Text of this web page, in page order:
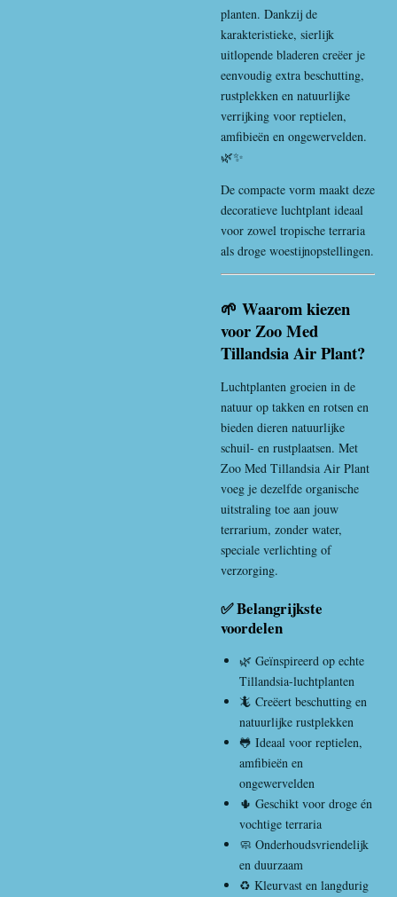
planten. Dankzij de
karakteristieke, sierlijk
uitlopende bladeren creëer je
eenvoudig extra beschutting,
rustplekken en natuurlijke
verrijking voor reptielen,
amfibieën en ongewervelden.
🌿✨
De compacte vorm maakt deze
decoratieve luchtplant ideaal
voor zowel tropische terraria
als droge woestijnopstellingen.
🌱 Waarom kiezen
voor Zoo Med
Tillandsia Air Plant?
Luchtplanten groeien in de
natuur op takken en rotsen en
bieden dieren natuurlijke
schuil- en rustplaatsen. Met
Zoo Med Tillandsia Air Plant
voeg je dezelfde organische
uitstraling toe aan jouw
terrarium, zonder water,
speciale verlichting of
verzorging.
✅ Belangrijkste
voordelen
🌿 Geïnspireerd op echte
Tillandsia-luchtplanten
🦎 Creëert beschutting en
natuurlijke rustplekken
🐸 Ideaal voor reptielen,
amfibieën en
ongewervelden
🌵 Geschikt voor droge én
vochtige terraria
🧼 Onderhoudsvriendelijk
en duurzaam
♻️ Kleurvast en langdurig